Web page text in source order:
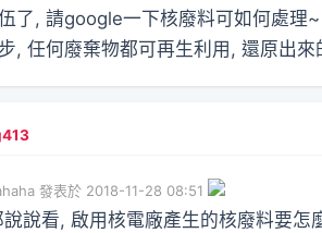
了, 請google一下核廢料可如何處理~
, 任何廢棄物都可再生利用, 還原出
發表於 2018-11-28 08:51
說說看, 啟用核電廠產生的核廢料要怎